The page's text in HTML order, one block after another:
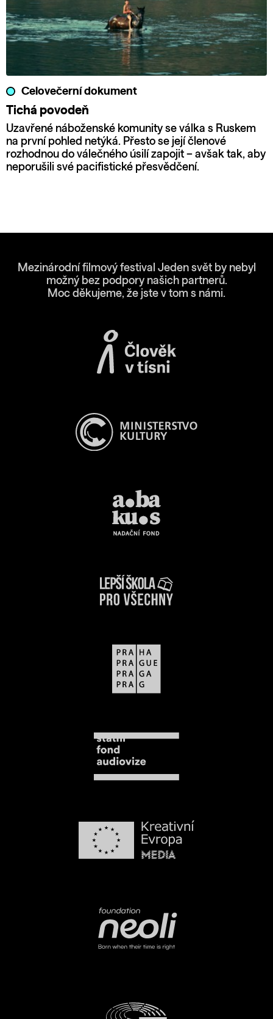
Celovečerní dokument
Tichá povodeň
Uzavřené náboženské komunity se válka s Ruskem
na první pohled netýká. Přesto se její členové
rozhodnou do válečného úsilí zapojit – avšak tak, aby
neporušili své pacifistické přesvědčení.
Mezinárodní filmový festival Jeden svět by nebyl
možný bez podpory našich partnerů.
Moc děkujeme, že jste v tom s námi.